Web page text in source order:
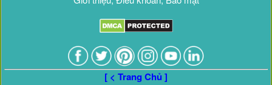
[ < Trang Chủ ]